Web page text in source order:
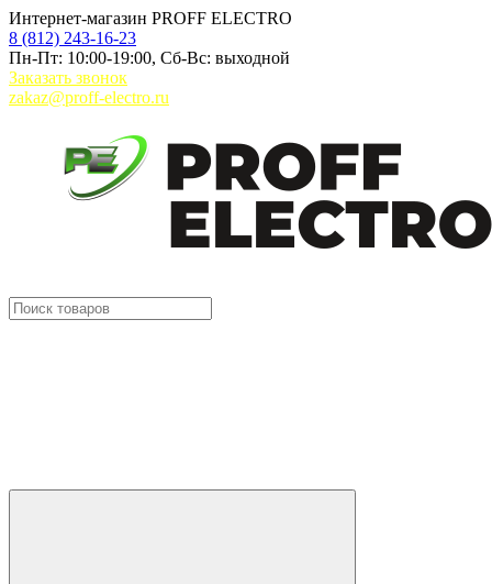
Интернет-магазин PROFF ELECTRO
8 (812) 243-16-23
Пн-Пт: 10:00-19:00, Сб-Вс: выходной
Заказать звонок
zakaz@proff-electro.ru